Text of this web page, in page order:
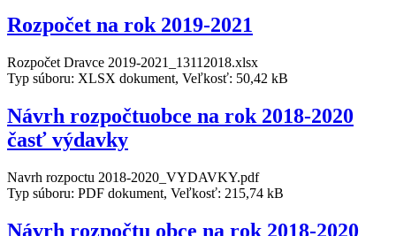
Rozpočet na rok 2019-2021
Rozpočet Dravce 2019-2021_13112018.xlsx
Typ súboru: XLSX dokument, Veľkosť: 50,42 kB
Návrh rozpočtuobce na rok 2018-2020
časť výdavky
Navrh rozpoctu 2018-2020_VYDAVKY.pdf
Typ súboru: PDF dokument, Veľkosť: 215,74 kB
Návrh rozpočtu obce na rok 2018-2020